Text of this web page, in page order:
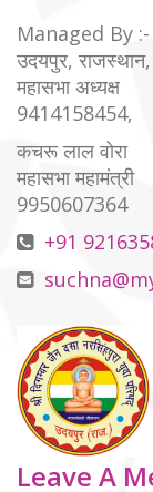
Managed By :-
उदयपुर, राजस्थान,
महासभा अध्यक्ष
9414158454,
कचरू लाल वोरा
महासभा महामंत्री
9950607364
+91
Leave A